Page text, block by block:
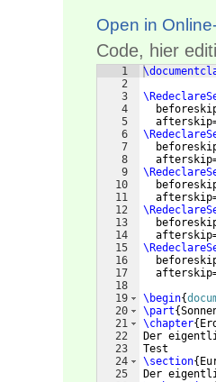
Open in
Code, hier
1
2
3
4
5
6
7
8
9
10
11
12
13
14
15
16
17
18
19
20
21
22
23
24
25
\begin{
\part{
\chapter{
Der
Test
\section{
Der